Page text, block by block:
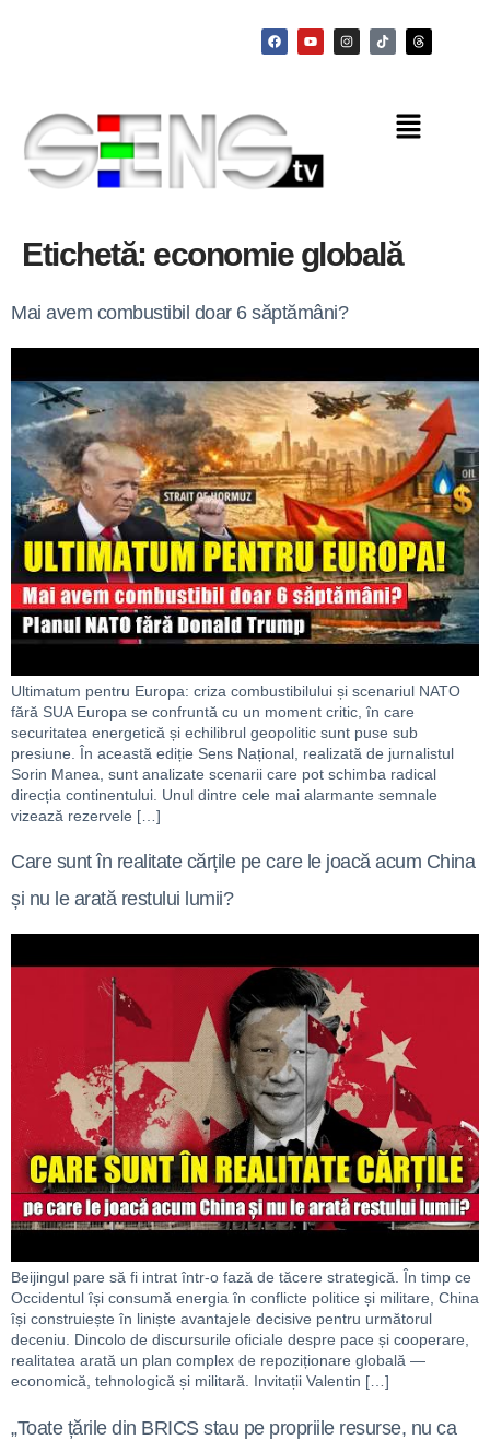
Etichetă: economie globală
Mai avem combustibil doar 6 săptămâni?
Ultimatum pentru Europa: criza combustibilului și scenariul NATO
fără SUA Europa se confruntă cu un moment critic, în care
securitatea energetică și echilibrul geopolitic sunt puse sub
presiune. În această ediție Sens Național, realizată de jurnalistul
Sorin Manea, sunt analizate scenarii care pot schimba radical
direcția continentului. Unul dintre cele mai alarmante semnale
vizează rezervele […]
Care sunt în realitate cărțile pe care le joacă acum China
și nu le arată restului lumii?
Beijingul pare să fi intrat într-o fază de tăcere strategică. În timp ce
Occidentul își consumă energia în conflicte politice și militare, China
își construiește în liniște avantajele decisive pentru următorul
deceniu. Dincolo de discursurile oficiale despre pace și cooperare,
realitatea arată un plan complex de repoziționare globală —
economică, tehnologică și militară. Invitații Valentin […]
„Toate țările din BRICS stau pe propriile resurse, nu ca